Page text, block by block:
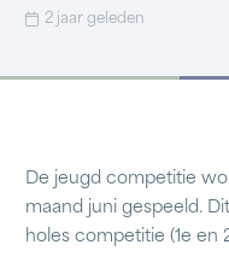
2 jaar geleden
De jeugd competitie
maand juni gespeeld.
holes competitie (1e en